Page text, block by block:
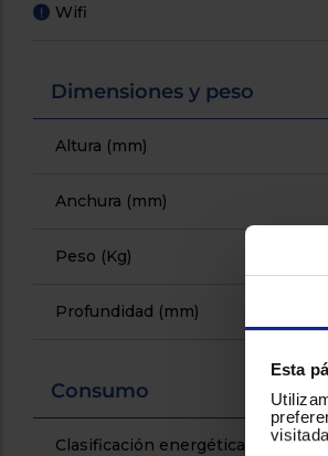
Esta
! Wifi
Dimensiones y peso
Altura (mm)
Anchura (mm)
Peso (Kg)
Profundidad (mm)
Consumo
Clasificación energética de ruido